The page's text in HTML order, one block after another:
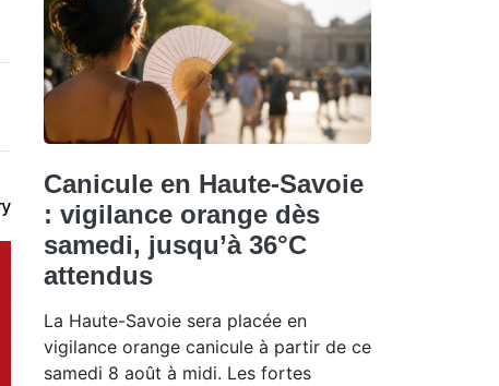
Canicule en Haute-Savoie
: vigilance orange dès
samedi, jusqu’à 36°C
attendus
La Haute-Savoie sera placée en
vigilance orange canicule à partir de ce
samedi 8 août à midi. Les fortes